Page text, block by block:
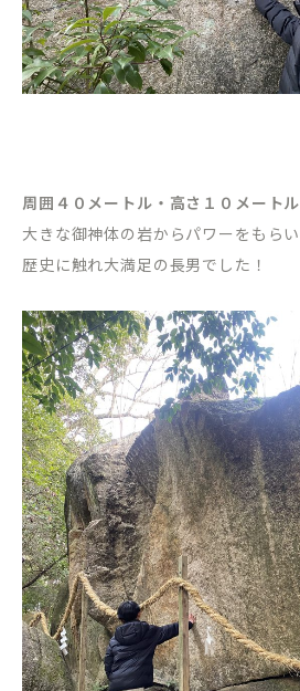
周囲４０メートル・高さ１０メートル
大きな御神体の岩からパワーをもらい
歴史に触れ大満足の長男でした！